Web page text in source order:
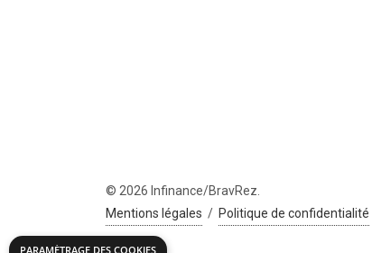
© 2026 Infinance/BravRez.
Mentions légales / Politique de confidentialité
PARAMÉTRAGE DES COOKIES